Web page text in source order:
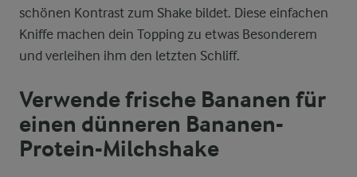
schönen Kontrast zum Shake bildet. Diese einfachen
Kniffe machen dein Topping zu etwas Besonderem
und verleihen ihm den letzten Schliff.
Verwende frische Bananen für
einen dünneren Bananen-
Protein-Milchshake